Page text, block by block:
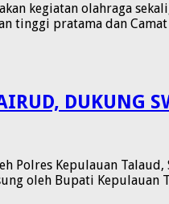
kegiatan olahraga
tinggi pratama dan
DUKUNG
Polres Kepulauan
oleh Bupati Kepulauan